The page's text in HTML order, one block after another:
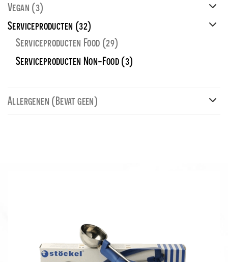
Vegan (3)
Serviceproducten (32)
Serviceproducten Food (29)
Serviceproducten Non-Food(3)
Allergenen (Bevat geen)